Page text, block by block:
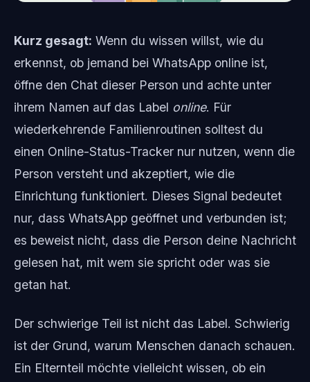
Kurz gesagt: Wenn du wissen willst, wie du
erkennst, ob jemand bei WhatsApp online ist,
öffne den Chat dieser Person und achte unter
ihrem Namen auf das Label online. Für
wiederkehrende Familienroutinen solltest du
einen Online-Status-Tracker nur nutzen, wenn die
Person versteht und akzeptiert, wie die
Einrichtung funktioniert. Dieses Signal bedeutet
nur, dass WhatsApp geöffnet und verbunden ist;
es beweist nicht, dass die Person deine Nachricht
gelesen hat, mit wem sie spricht oder was sie
getan hat.
Der schwierige Teil ist nicht das Label. Schwierig
ist der Grund, warum Menschen danach schauen.
Ein Elternteil möchte vielleicht wissen, ob ein